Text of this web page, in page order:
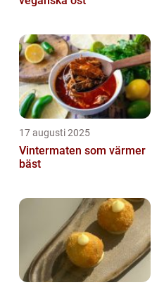
17 augusti 2025
Vintermaten som värmer
bäst